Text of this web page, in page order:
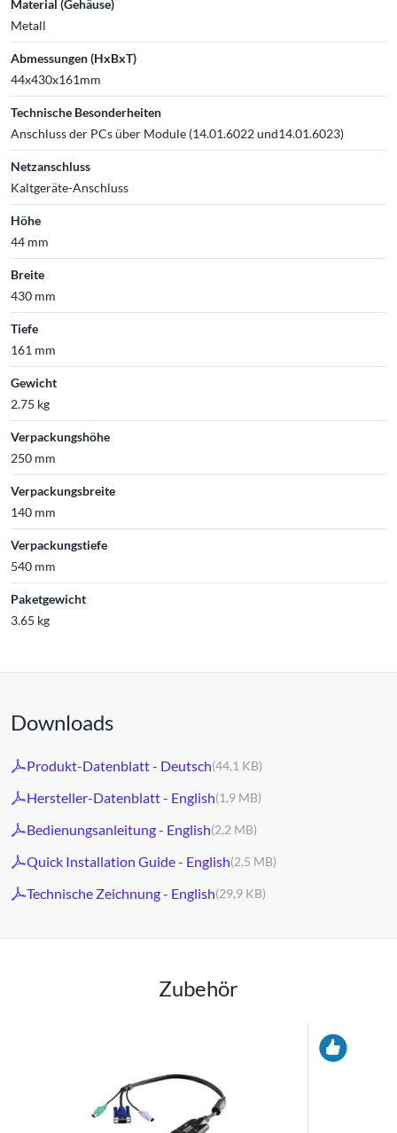
Material (Gehäuse)
Metall
Abmessungen (HxBxT)
44x430x161mm
Technische Besonderheiten
Anschluss der PCs über Module (14.01.6022 und14.01.6023)
Netzanschluss
Kaltgeräte-Anschluss
Höhe
44 mm
Breite
430 mm
Tiefe
161 mm
Gewicht
2.75 kg
Verpackungshöhe
250 mm
Verpackungsbreite
140 mm
Verpackungstiefe
540 mm
Paketgewicht
3.65 kg
Downloads
Produkt-Datenblatt - Deutsch(44,1 KB)
Hersteller-Datenblatt - English(1,9 MB)
Bedienungsanleitung - English(2,2 MB)
Quick Installation Guide - English(2,5 MB)
Technische Zeichnung - English(29,9 KB)
Zubehör